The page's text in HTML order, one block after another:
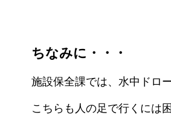
ちなみに・・・
施設保全課では、水中ドロ
こちらも人の足で行くには